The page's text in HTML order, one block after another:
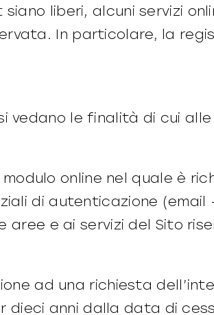
siano liberi, alcuni servizi
In particolare, la
vedano le finalità di cui
online nel quale è
di autenticazione (email
e ai servizi del Sito
ad una richiesta
anni dalla data di